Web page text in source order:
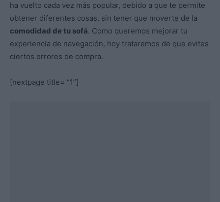
ha vuelto cada vez más popular, debido a que te permite
obtener diferentes cosas, sin tener que moverte de la
comodidad de tu sofá. Como queremos mejorar tu
experiencia de navegación, hoy trataremos de que evites
ciertos errores de compra.
[nextpage title= “1”]